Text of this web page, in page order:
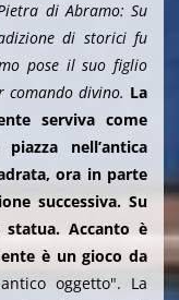
di Abramo: Su
di storici fu
pose il suo figlio
comando divino. La
serviva come
nell’antica
ora in parte
successiva. Su
Accanto è
è un gioco da
oggetto". La